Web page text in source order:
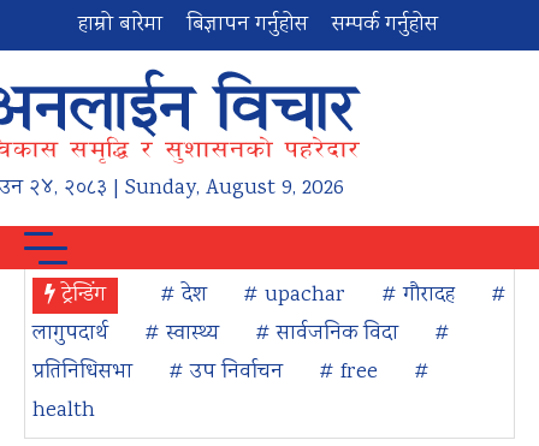
हाम्रो बारेमा बिज्ञापन गर्नुहोस सम्पर्क गर्नुहोस
२४, २०८३ | Sunday, August 9, 2026
ट्रेन्डिंग # देश # upachar # गौरादह
#
लागुपदार्थ
# स्वास्थ्य # सार्वजनिक विदा
#
प्रतिनिधिसभा
# उप निर्वाचन # free
#
health